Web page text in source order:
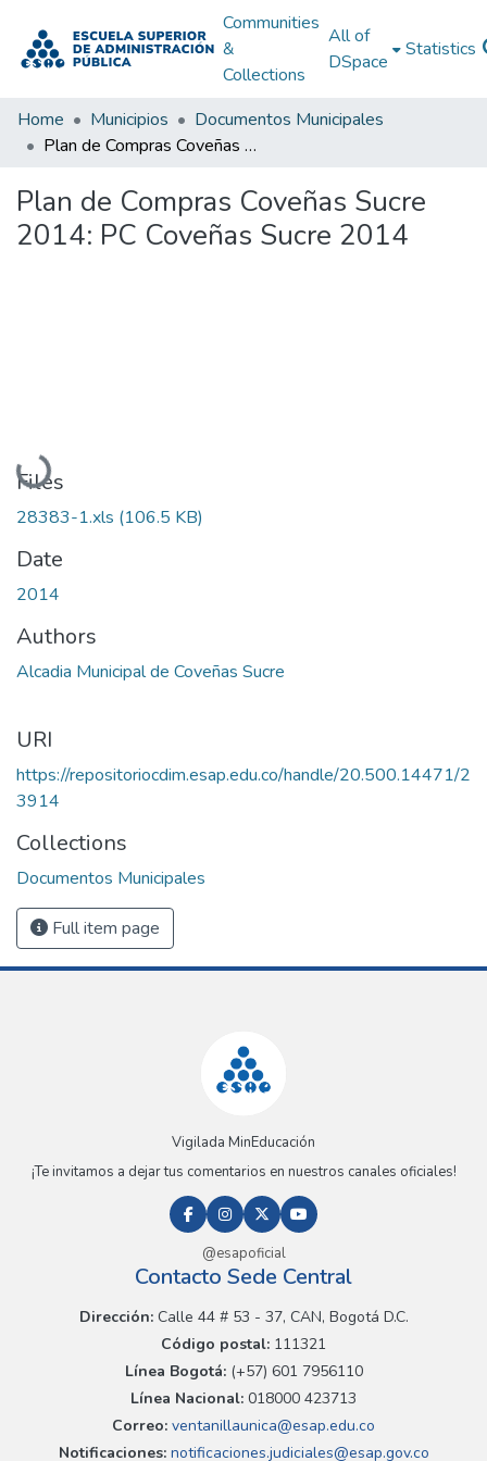
Communities
&
Collections
All of
DSpace
Statistics
Home Municipios
Documentos Municipales
Plan de Compras Coveñas Sucre 2014: PC Coveñas Sucre 2014
Plan de Compras Coveñas Sucre
2014: PC Coveñas Sucre 2014
Loading...
Files
28383-1.xls (106.5 KB)
Date
2014
Authors
Alcadia Municipal de Coveñas Sucre
URI
https://repositoriocdim.esap.edu.co/handle/20.500.14471/2
3914
Collections
Documentos Municipales
Full item page
Vigilada MinEducación
¡Te invitamos a dejar tus comentarios en nuestros canales oficiales!
@esapoficial
Contacto Sede Central
Dirección:Calle 44 # 53 - 37, CAN, Bogotá D.C.
Código postal: 111321
Línea Bogotá:(+57) 601 7956110
Línea Nacional: 018000 423713
Correo: ventanillaunica@esap.edu.co
Notificaciones:notificaciones.judiciales@esap.gov.co